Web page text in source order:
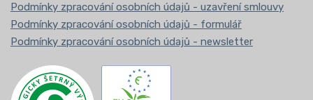
Podmínky zpracování osobních údajů - uzavření smlouvy
Podmínky zpracování osobních údajů - formulář
Podmínky zpracování osobních údajů - newsletter